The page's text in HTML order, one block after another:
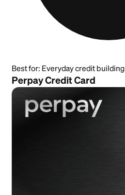
Best for: Everyday credit building
Perpay Credit Card